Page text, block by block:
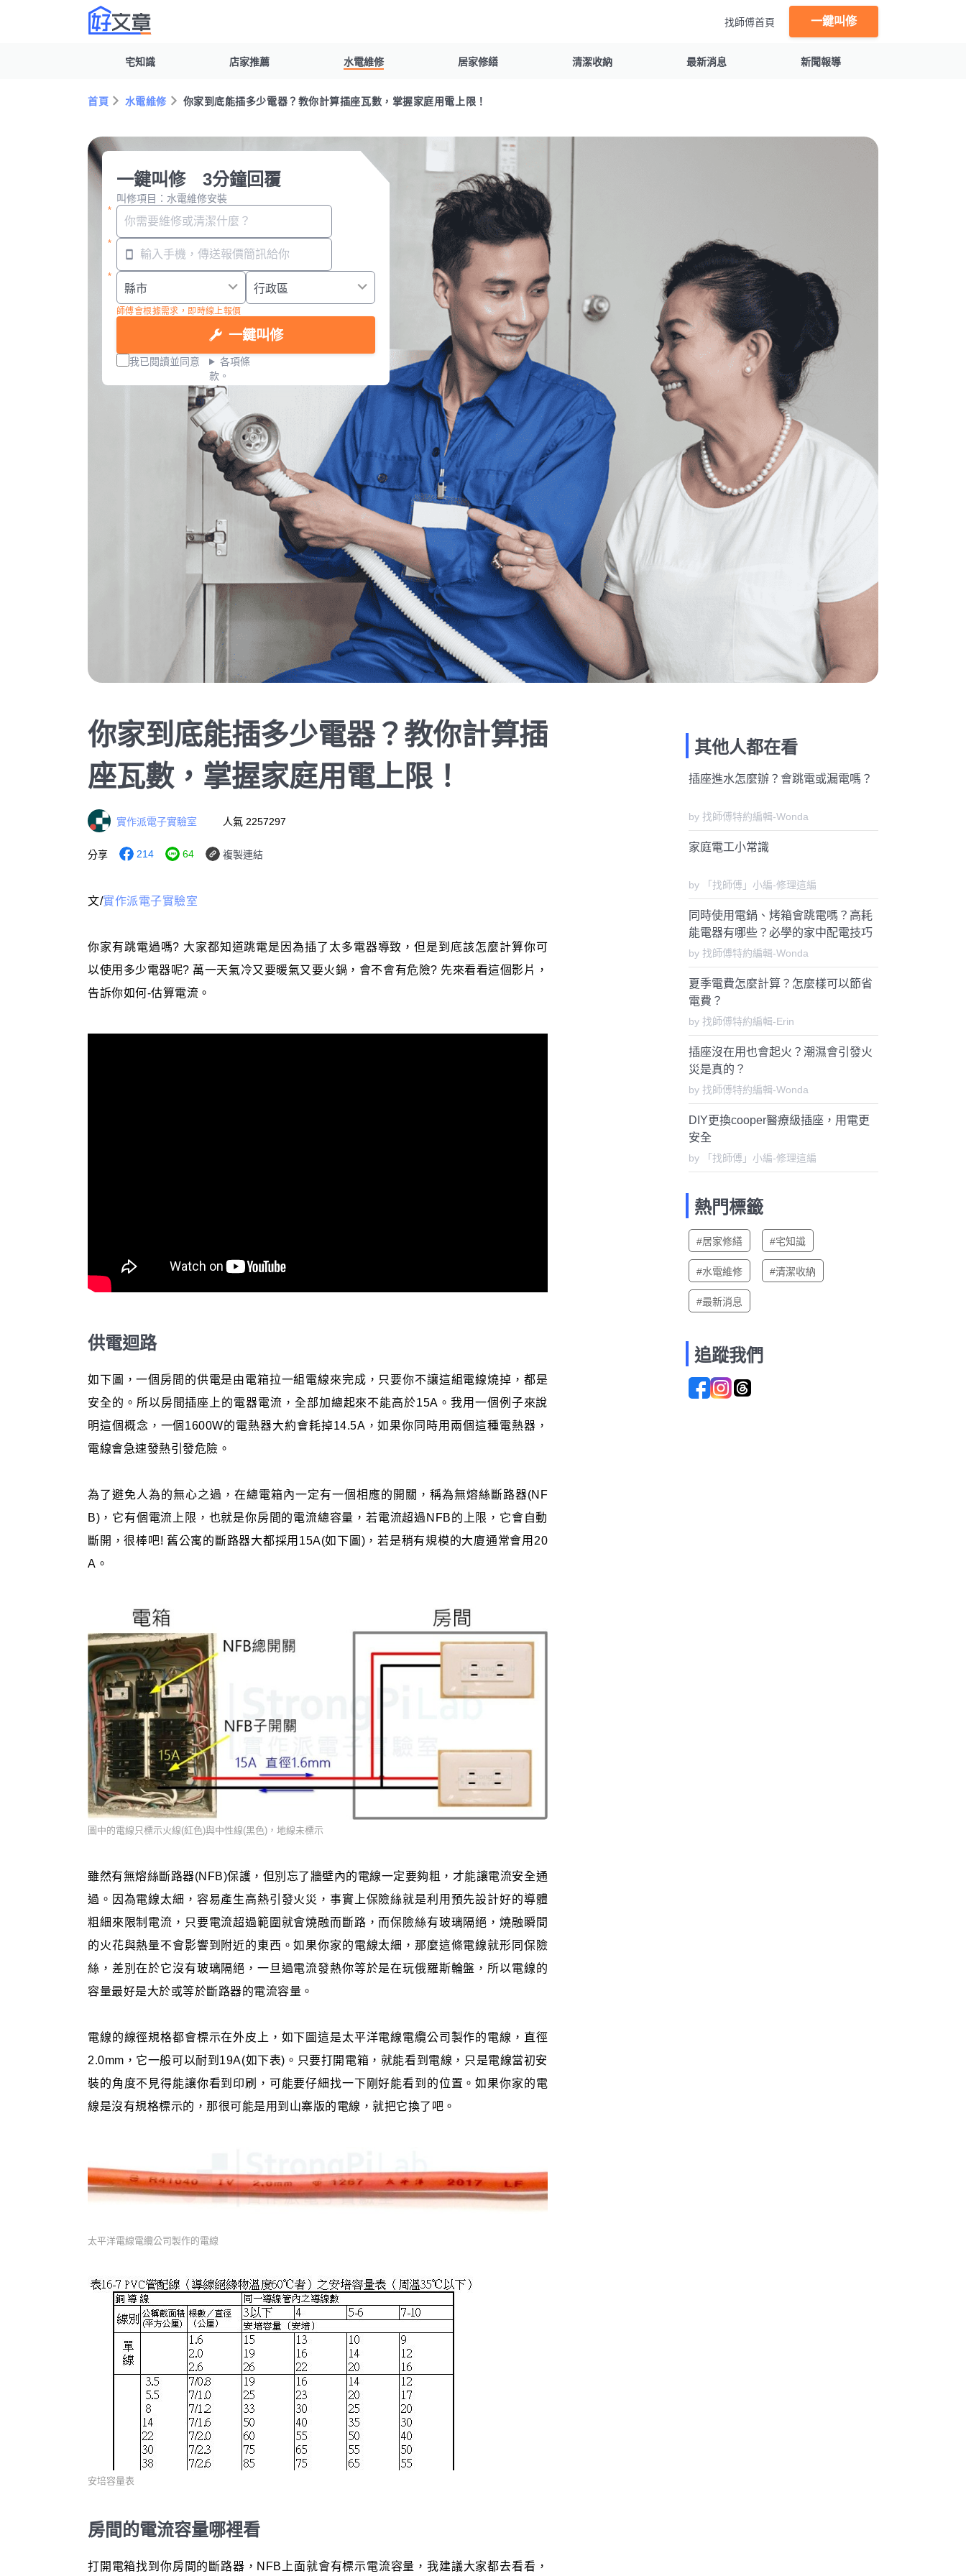
找師傅首頁 一鍵叫修
宅知識 店家推薦 水電維修 居家修繕 清潔收納 最新消息 新聞報導
首頁 水電維修 你家到底能插多少電器？教你計算插座瓦數，掌握家庭用電上限！
一鍵叫修 3分鐘回覆
叫修項目：水電維修安裝
師傅會根據需求，即時線上報價
一鍵叫修
我已閱讀並同意
各項條
款。
你家到底能插多少電器？教你計算插
座瓦數，掌握家庭用電上限！
實作派電子實驗室 人氣 2257297
分享 214 64 複製連結
文/實作派電子實驗室
你家有跳電過嗎? 大家都知道跳電是因為插了太多電器導致，但是到底該怎麼計算你可
以使用多少電器呢? 萬一天氣冷又要暖氣又要火鍋，會不會有危險? 先來看看這個影片，
告訴你如何-估算電流。
供電迴路
如下圖，一個房間的供電是由電箱拉一組電線來完成，只要你不讓這組電線燒掉，都是
安全的。所以房間插座上的電器電流，全部加總起來不能高於15A。我用一個例子來說
明這個概念，一個1600W的電熱器大約會耗掉14.5A，如果你同時用兩個這種電熱器，
電線會急速發熱引發危險。
為了避免人為的無心之過，在總電箱內一定有一個相應的開關，稱為無熔絲斷路器(NF
B)，它有個電流上限，也就是你房間的電流總容量，若電流超過NFB的上限，它會自動
斷開，很棒吧! 舊公寓的斷路器大都採用15A(如下圖)，若是稍有規模的大廈通常會用20
A。
圖中的電線只標示火線(紅色)與中性線(黑色)，地線未標示
雖然有無熔絲斷路器(NFB)保護，但別忘了牆壁內的電線一定要夠粗，才能讓電流安全通
過。因為電線太細，容易產生高熱引發火災，事實上保險絲就是利用預先設計好的導體
粗細來限制電流，只要電流超過範圍就會燒融而斷路，而保險絲有玻璃隔絕，燒融瞬間
的火花與熱量不會影響到附近的東西。如果你家的電線太細，那麼這條電線就形同保險
絲，差別在於它沒有玻璃隔絕，一旦過電流發熱你等於是在玩俄羅斯輪盤，所以電線的
容量最好是大於或等於斷路器的電流容量。
電線的線徑規格都會標示在外皮上，如下圖這是太平洋電線電纜公司製作的電線，直徑
2.0mm，它一般可以耐到19A(如下表)。只要打開電箱，就能看到電線，只是電線當初安
裝的角度不見得能讓你看到印刷，可能要仔細找一下剛好能看到的位置。如果你家的電
線是沒有規格標示的，那很可能是用到山寨版的電線，就把它換了吧。
太平洋電線電纜公司製作的電線
安培容量表
房間的電流容量哪裡看
打開電箱找到你房間的斷路器，NFB上面就會有標示電流容量，我建議大家都去看看，
其他人都在看
插座進水怎麼辦？會跳電或漏電嗎？
by 找師傅特約編輯-Wonda
家庭電工小常識
by 「找師傅」小編-修理這編
同時使用電鍋、烤箱會跳電嗎？高耗
能電器有哪些？必學的家中配電技巧
by 找師傅特約編輯-Wonda
夏季電費怎麼計算？怎麼樣可以節省
電費？
by 找師傅特約編輯-Erin
插座沒在用也會起火？潮濕會引發火
災是真的？
by 找師傅特約編輯-Wonda
DIY更換cooper醫療級插座，用電更
安全
by 「找師傅」小編-修理這編
熱門標籤
#居家修繕 #宅知識
#水電維修 #清潔收納
#最新消息
追蹤我們